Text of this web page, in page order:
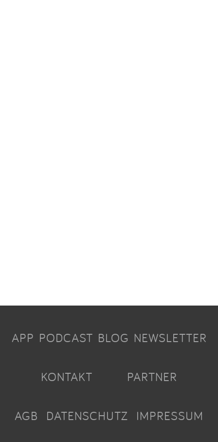
APP PODCAST BLOG NEWSLETTER
KONTAKT PARTNER
AGB DATENSCHUTZ IMPRESSUM